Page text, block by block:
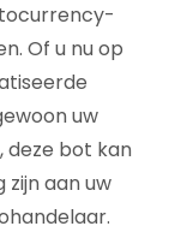
Of u nu op
uw
bot kan
aan uw